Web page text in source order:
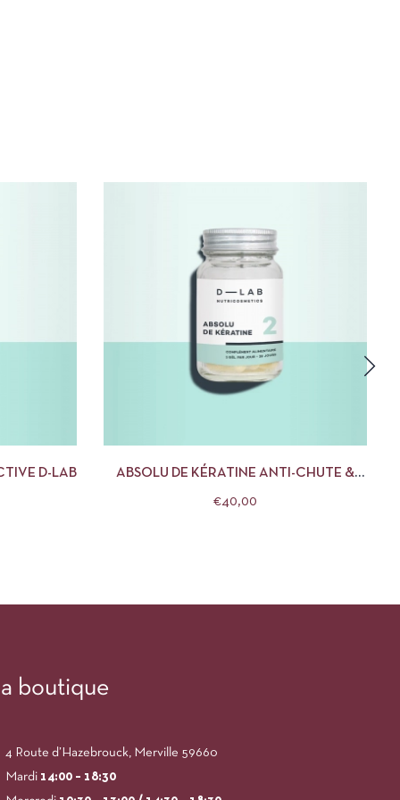
D-LAB
ABSOLU DE KÉRATINE ANTI-CHUTE &
€40,00
boutique
4 Route d’Hazebrouck, Merville 59660
Mardi 14:00– 18:30